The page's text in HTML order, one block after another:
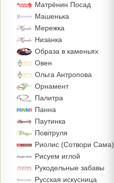
Матрёнин Посад
Машенька
Мережка
Низанка
Образа в каменьях
Овен
Ольга Антропова
Орнамент
Палитра
Панна
Паутинка
Повiтруля
Риолис (Сотвори Сама)
Рисуем иглой
Рукодельные забавы
Русская искусница